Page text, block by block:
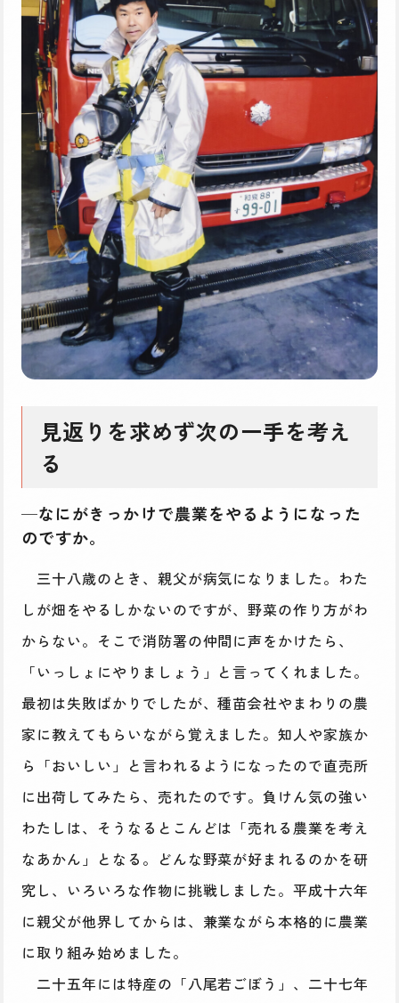
見返りを求めず次の一手を考え
る
─なにがきっかけで農業をやるようになった
のですか。
三十八歳のとき、親父が病気になりました。わた
しが畑をやるしかないのですが、野菜の作り方がわ
からない。そこで消防署の仲間に声をかけたら、
「いっしょにやりましょう」と言ってくれました。
最初は失敗ばかりでしたが、種苗会社やまわりの農
家に教えてもらいながら覚えました。知人や家族か
ら「おいしい」と言われるようになったので直売所
に出荷してみたら、売れたのです。負けん気の強い
わたしは、そうなるとこんどは「売れる農業を考え
なあかん」となる。どんな野菜が好まれるのかを研
究し、いろいろな作物に挑戦しました。平成十六年
に親父が他界してからは、兼業ながら本格的に農業
に取り組み始めました。
二十五年には特産の「八尾若ごぼう」、二十七年